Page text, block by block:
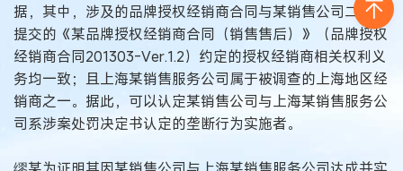
据，其中，涉及的品牌授权经销商合同与某销售公司二审时
提交的《某品牌授权经销商合同（销售售后）》（品牌授权
经销商合同201303-Ver.1.2）约定的授权经销商相关权利义
务均一致；且上海某销售服务公司属于被调查的上海地区经
销商之一。据此，可以认定某销售公司与上海某销售服务公
司系涉案处罚决定书认定的垄断行为实施者。